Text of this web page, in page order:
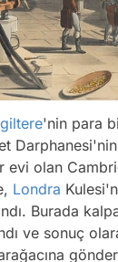
'nin para
evi olan
Londra
Burada
ve sonuç